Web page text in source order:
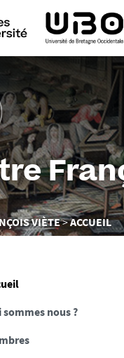
VIÈTE ACCUEIL
sommes nous ?